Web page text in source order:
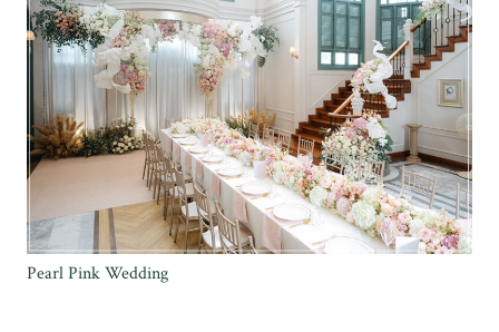
Pearl Pink Wedding